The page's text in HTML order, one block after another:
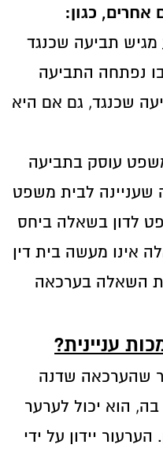
אחרים, כגון:
תביעה שכנגד
נפתחה התביעה
שכנגד, גם אם היא
עוסק בתביעה
שעניינה לבית משפט
לדון בשאלה ביחס
אינו מעשה בית דין
השאלה בערכאה
עניינית?
שהערכאה שדנה
הוא יכול לערער
יידון על ידי